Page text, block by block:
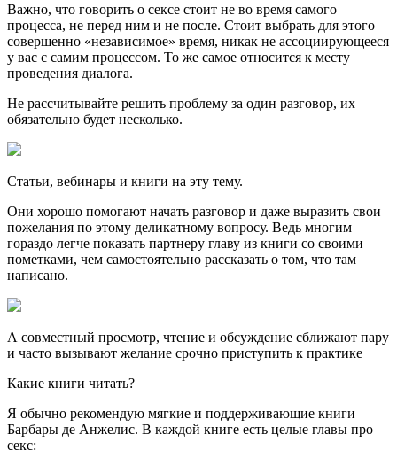
Важно, что говорить о сексе стоит не во время самого
процесса, не перед ним и не после. Стоит выбрать для этого
совершенно «независимое» время, никак не ассоциирующееся
у вас с самим процессом. То же самое относится к месту
проведения диалога.
Не рассчитывайте решить проблему за один разговор, их
обязательно будет несколько.
Статьи, вебинары и книги на эту тему.
Они хорошо помогают начать разговор и даже выразить свои
пожелания по этому деликатному вопросу. Ведь многим
гораздо легче показать партнеру главу из книги со своими
пометками, чем самостоятельно рассказать о том, что там
написано.
А совместный просмотр, чтение и обсуждение сближают пару
и часто вызывают желание срочно приступить к практике
Какие книги читать?
Я обычно рекомендую мягкие и поддерживающие книги
Барбары де Анжелис. В каждой книге есть целые главы про
секс: